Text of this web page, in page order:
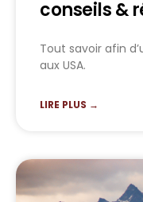
conseils &
Tout savoir afin
aux USA.
LIRE PLUS →